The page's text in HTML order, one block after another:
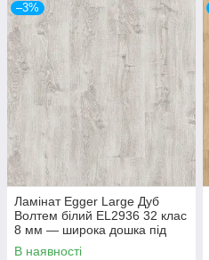
–3%
Ламінат Egger Large Дуб
Волтем білий EL2936 32 клас
8 мм — широка дошка під
світлий білий дуб, фаска 4V
В наявності